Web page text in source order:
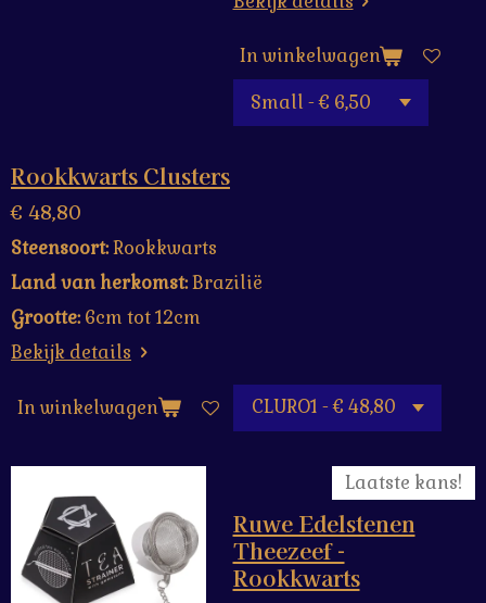
In winkelwagen
Rookkwarts Clusters
€ 48,80
Steensoort:Rookkwarts
Land van herkomst:Brazilië
Grootte:6cm tot 12cm
Bekijk details
In winkelwagen
Laatste kans!
Ruwe Edelstenen
Theezeef -
Rookkwarts